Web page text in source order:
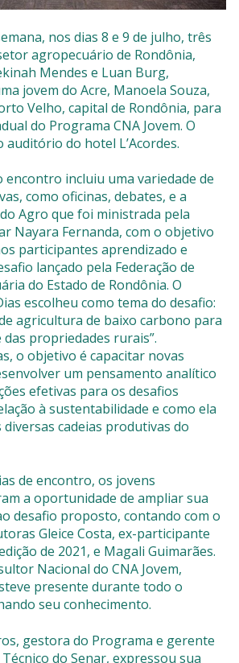
nos dias 8 e 9 de julho, três
agropecuário de Rondônia,
Mendes e Luan Burg,
jovem do Acre, Manoela Souza,
Velho, capital de Rondônia, para
do Programa CNA Jovem. O
do hotel L’Acordes.
encontro incluiu uma variedade de
como oficinas, debates, e a
Agro que foi ministrada pela
Nayara Fernanda, com o objetivo
participantes aprendizado e
lançado pela Federação de
do Estado de Rondônia. O
escolheu como tema do desafio:
agricultura de baixo carbono para
propriedades rurais”.
o objetivo é capacitar novas
um pensamento analítico
efetivas para os desafios
à sustentabilidade e como ela
cadeias produtivas do
de encontro, os jovens
a oportunidade de ampliar sua
desafio proposto, contando com o
Gleice Costa, ex-participante
de 2021, e Magali Guimarães.
Nacional do CNA Jovem,
presente durante todo o
seu conhecimento.
gestora do Programa e gerente
do Senar, expressou sua